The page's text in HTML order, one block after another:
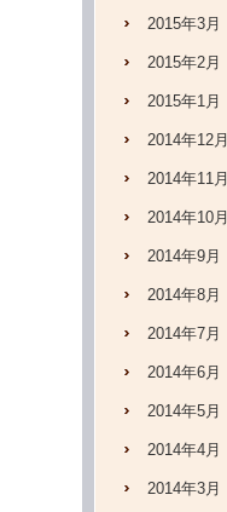
2015年3月
2015年2月
2015年1月
2014年12月
2014年11月
2014年10月
2014年9月
2014年8月
2014年7月
2014年6月
2014年5月
2014年4月
2014年3月